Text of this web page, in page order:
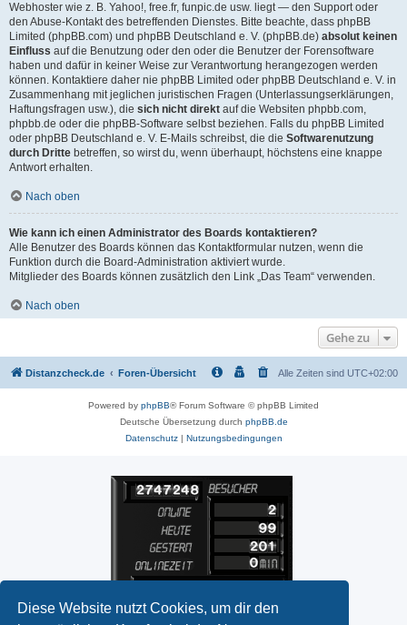
Diese Website nutzt Cookies, um dir den
Webhoster wie z. B. Yahoo!, free.fr, funpic.de usw. liegt — den Support oder
den Abuse-Kontakt des betreffenden Dienstes. Bitte beachte, dass phpBB
Limited (phpBB.com) und phpBB Deutschland e. V. (phpBB.de) absolut keinen
Einfluss auf die Benutzung oder den oder die Benutzer der Forensoftware
haben und dafür in keiner Weise zur Verantwortung herangezogen werden
können. Kontaktiere daher nie phpBB Limited oder phpBB Deutschland e. V. in
Zusammenhang mit jeglichen juristischen Fragen (Unterlassungserklärungen,
Haftungsfragen usw.), die sich nicht direkt auf die Websiten phpbb.com,
phpbb.de oder die phpBB-Software selbst beziehen. Falls du phpBB Limited
oder phpBB Deutschland e. V. E-Mails schreibst, die die Softwarenutzung
durch Dritte betreffen, so wirst du, wenn überhaupt, höchstens eine knappe
Antwort erhalten.
Nach oben
Wie kann ich einen Administrator des Boards kontaktieren?
Alle Benutzer des Boards können das Kontaktformular nutzen, wenn die
Funktion durch die Board-Administration aktiviert wurde.
Mitglieder des Boards können zusätzlich den Link „Das Team“ verwenden.
Nach oben
Gehe zu
Distanzcheck.de Foren-Übersicht Alle Zeiten sind UTC+02:00
Powered by phpBB® Forum Software © phpBB Limited
Deutsche Übersetzung durch phpBB.de
Datenschutz| Nutzungsbedingungen